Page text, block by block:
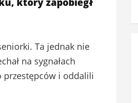
Ta jednak nie
na sygnałach
przestępców i oddalili